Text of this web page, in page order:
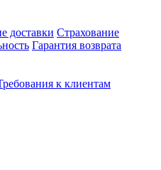
доставки Страхование
Гарантия возврата
к клиентам